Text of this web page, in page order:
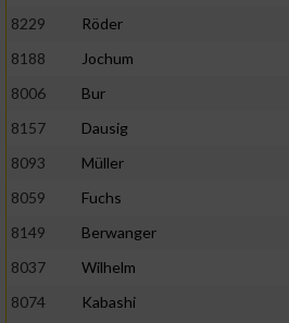
8229
Röder
8188
Jochum
8006
Bur
8157
Dausig
8093
Müller
8059
Fuchs
8149
Berwanger
8037
Wilhelm
8074
Kabashi